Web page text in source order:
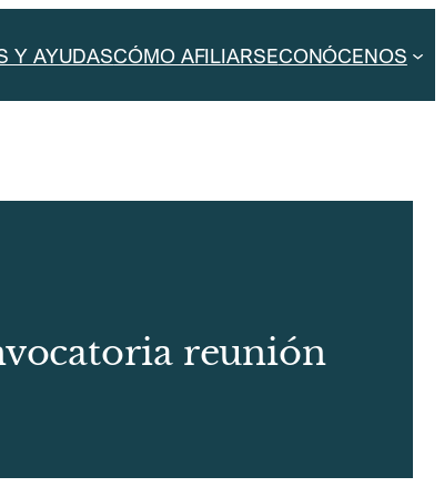
Y AYUDASCÓMO AFILIARSECONÓCENOS
reunión